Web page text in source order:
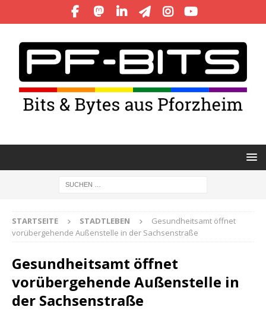
STARTSEITE STADTLEBEN
Gesundheitsamt öffnet
vorübergehende Außenstelle in der Sachsenstraße
Gesundheitsamt öffnet
vorübergehende Außenstelle in
der Sachsenstraße